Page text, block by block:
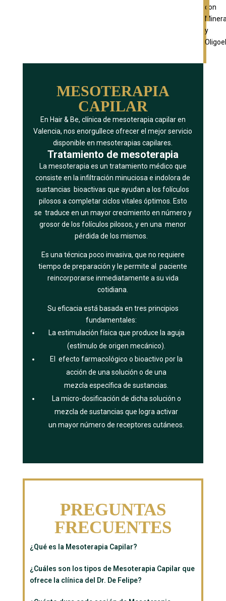
con
y
MESOTERAPIA
CAPILAR
En Hair & Be, clínica de mesoterapia capilar en
Valencia, nos enorgullece ofrecer el mejor servicio
disponible en mesoterapias capilares.
Tratamiento de mesoterapia
La mesoterapia es un tratamiento médico que
consiste en la infiltración minuciosa e indolora de
sustancias bioactivas que ayudan a los folículos
pilosos a completar ciclos vitales óptimos. Esto
se traduce en un mayor crecimiento en número y
grosor de los folículos pilosos, y en una menor
pérdida de los mismos.
Es una técnica poco invasiva, que no requiere
tiempo de preparación y le permite al paciente
reincorporarse inmediatamente a su vida
cotidiana.
Su eficacia está basada en tres principios
fundamentales:
La estimulación física que produce la aguja
(estímulo de origen mecánico).
El efecto farmacológico o bioactivo por la
acción de una solución o de una
mezcla específica de sustancias.
La micro-dosificación de dicha solución o
mezcla de sustancias que logra activar
un mayor número de receptores cutáneos.
PREGUNTAS
FRECUENTES
¿Qué es la Mesoterapia Capilar?
¿Cuáles son los tipos de Mesoterapia Capilar que
ofrece la clínica del Dr. De Felipe?